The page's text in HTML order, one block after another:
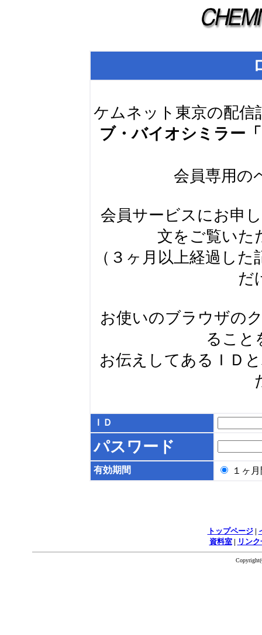
ケムネット東京の配信
ブ・バイオシミラー
会員専用の
会員サービスにお申
文をご覧いた
（３ヶ月以上経過し
だ
お使いのブラウザの
ること
お伝えしてあるＩＤ
ＩＤ
パスワード
有効期間 １ヶ
トップページ|
資料室| リン